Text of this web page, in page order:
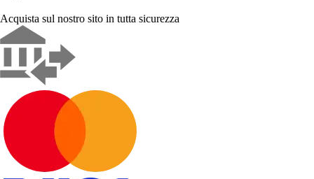
Acquista sul nostro sito in tutta sicurezza